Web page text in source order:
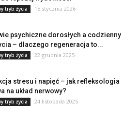
tryb życia 15 stycznia 2026
psychiczne dorosłych a codzienny
– dlaczego regeneracja to...
tryb życia 22 grudnia 2025
stresu i napięć – jak refleksologia
na układ nerwowy?
tryb życia 24 listopada 2025